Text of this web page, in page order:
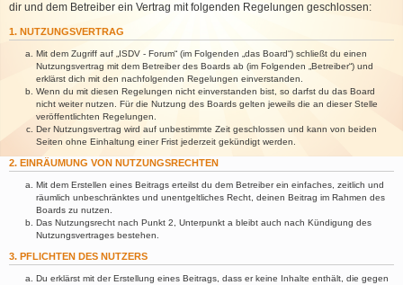
dir und dem Betreiber ein Vertrag mit folgenden Regelungen geschlossen:
1. NUTZUNGSVERTRAG
Mit dem Zugriff auf „ISDV - Forum“ (im Folgenden „das Board“) schließt du einen
Nutzungsvertrag mit dem Betreiber des Boards ab (im Folgenden „Betreiber“) und
erklärst dich mit den nachfolgenden Regelungen einverstanden.
Wenn du mit diesen Regelungen nicht einverstanden bist, so darfst du das Board
nicht weiter nutzen. Für die Nutzung des Boards gelten jeweils die an dieser Stelle
veröffentlichten Regelungen.
Der Nutzungsvertrag wird auf unbestimmte Zeit geschlossen und kann von beiden
Seiten ohne Einhaltung einer Frist jederzeit gekündigt werden.
2. EINRÄUMUNG VON NUTZUNGSRECHTEN
Mit dem Erstellen eines Beitrags erteilst du dem Betreiber ein einfaches, zeitlich und
räumlich unbeschränktes und unentgeltliches Recht, deinen Beitrag im Rahmen des
Boards zu nutzen.
Das Nutzungsrecht nach Punkt 2, Unterpunkt a bleibt auch nach Kündigung des
Nutzungsvertrages bestehen.
3. PFLICHTEN DES NUTZERS
Du erklärst mit der Erstellung eines Beitrags, dass er keine Inhalte enthält, die gegen